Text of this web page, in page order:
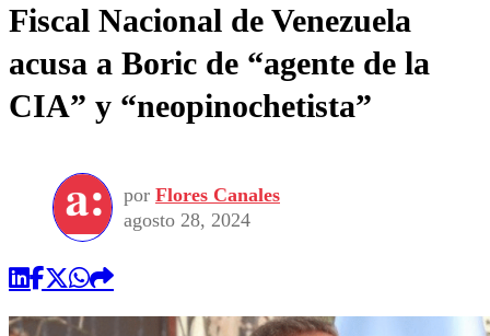
Fiscal Nacional de Venezuela
acusa a Boric de “agente de la
CIA” y “neopinochetista”
por Flores Canales
agosto 28, 2024